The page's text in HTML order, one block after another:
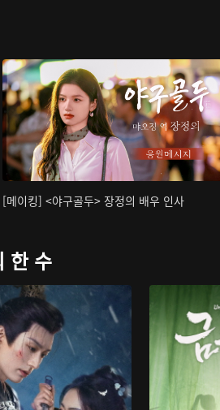
[메이킹] <야구골두> 장정의 배우 인사
한 수